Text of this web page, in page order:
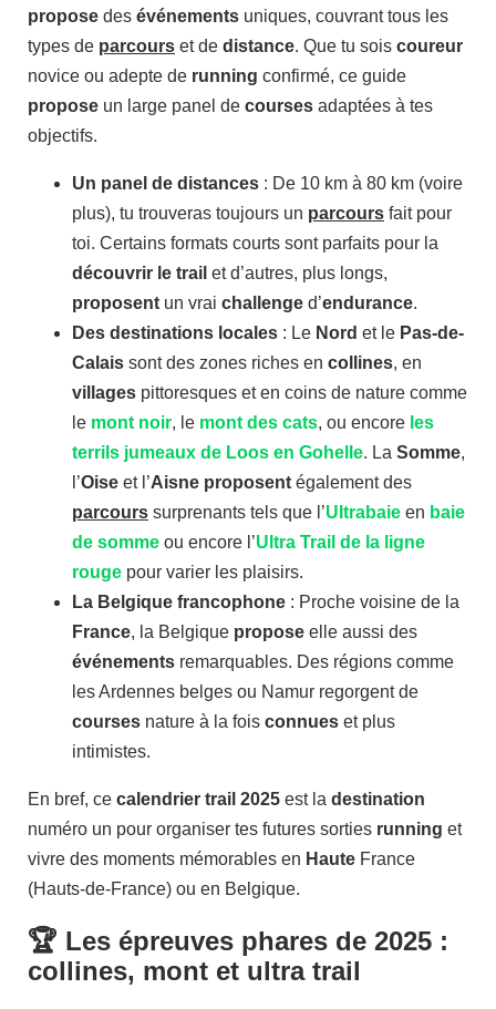
propose des événements uniques, couvrant tous les
types de parcours et de distance. Que tu sois coureur
novice ou adepte de running confirmé, ce guide
propose un large panel de courses adaptées à tes
objectifs.
Un panel de distances : De 10 km à 80 km (voire
plus), tu trouveras toujours un parcours fait pour
toi. Certains formats courts sont parfaits pour la
découvrir le trail et d’autres, plus longs,
proposent un vrai challenge d’endurance.
Des destinations locales : Le Nord et le Pas-de-
Calais sont des zones riches en collines, en
villages pittoresques et en coins de nature comme
le mont noir, le mont des cats, ou encore les
terrils jumeaux de Loos en Gohelle. La Somme,
l’Oise et l’Aisne proposent également des
parcours surprenants tels que l’Ultrabaie en baie
de somme ou encore l’Ultra Trail de la ligne
rouge pour varier les plaisirs.
La Belgique francophone : Proche voisine de la
France, la Belgique propose elle aussi des
événements remarquables. Des régions comme
les Ardennes belges ou Namur regorgent de
courses nature à la fois connues et plus
intimistes.
En bref, ce calendrier trail 2025 est la destination
numéro un pour organiser tes futures sorties running et
vivre des moments mémorables en Haute France
(Hauts-de-France) ou en Belgique.
🏆 Les épreuves phares de 2025 :
collines, mont et ultra trail